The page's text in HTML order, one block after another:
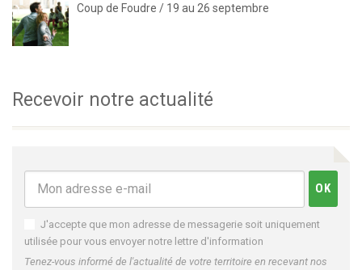
Coup de Foudre / 19 au 26 septembre
Recevoir notre actualité
J'accepte que mon adresse de messagerie soit uniquement
utilisée pour vous envoyer notre lettre d'information
Tenez-vous informé de l'actualité de votre territoire en recevant nos